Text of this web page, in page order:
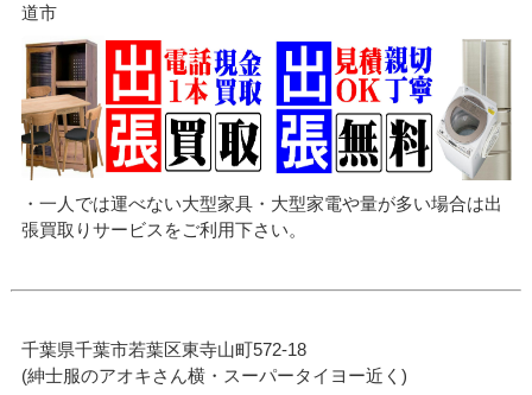
道市
・一人では運べない大型家具・大型家電や量が多い場合は出
張買取りサービスをご利用下さい。
千葉県千葉市若葉区東寺山町572-18
(紳士服のアオキさん横・スーパータイヨー近く)